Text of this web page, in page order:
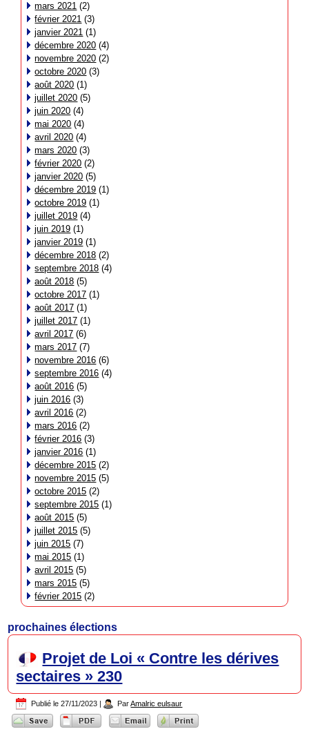
mars 2021 (2)
février 2021 (3)
janvier 2021 (1)
décembre 2020 (4)
novembre 2020 (2)
octobre 2020 (3)
août 2020 (1)
juillet 2020 (5)
juin 2020 (4)
mai 2020 (4)
avril 2020 (4)
mars 2020 (3)
février 2020 (2)
janvier 2020 (5)
décembre 2019 (1)
octobre 2019 (1)
juillet 2019 (4)
juin 2019 (1)
janvier 2019 (1)
décembre 2018 (2)
septembre 2018 (4)
août 2018 (5)
octobre 2017 (1)
août 2017 (1)
juillet 2017 (1)
avril 2017 (6)
mars 2017 (7)
novembre 2016 (6)
septembre 2016 (4)
août 2016 (5)
juin 2016 (3)
avril 2016 (2)
mars 2016 (2)
février 2016 (3)
janvier 2016 (1)
décembre 2015 (2)
novembre 2015 (5)
octobre 2015 (2)
septembre 2015 (1)
août 2015 (5)
juillet 2015 (5)
juin 2015 (7)
mai 2015 (1)
avril 2015 (5)
mars 2015 (5)
février 2015 (2)
prochaines élections
Projet de Loi « Contre les dérives
sectaires » 230
Publié le 27/11/2023 | Par Amalric eulsaur